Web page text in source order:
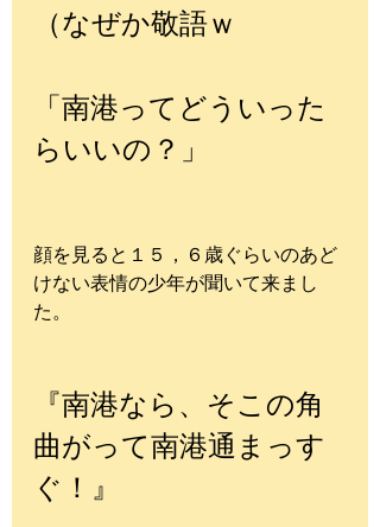
（なぜか敬語ｗ
「南港ってどういった
らいいの？」
顔を見ると１５，６歳ぐらいのあど
けない表情の少年が聞いて来まし
た。
『南港なら、そこの角
曲がって南港通まっす
ぐ！』